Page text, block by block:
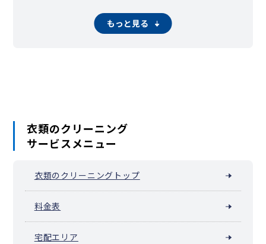
あきる野市西東京市瑞穂町
利島村新島村神津島村三宅村
もっと見る
衣類のクリーニング
サービスメニュー
衣類のクリーニングトップ
料金表
宅配エリア